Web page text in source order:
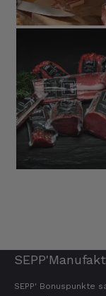
SEPP' Bonuspunkte